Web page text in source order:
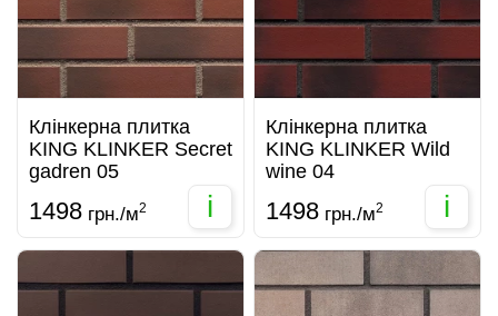
Клінкерна плитка
KING KLINKER Secret
gadren 05
1498 грн./м2 i
Клінкерна плитка
KING KLINKER Wild
wine 04
1498 грн./м2 i